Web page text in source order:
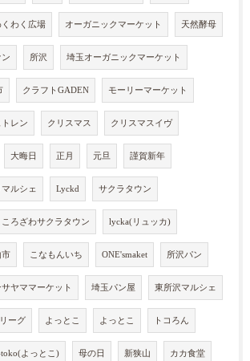
くわく広場 オーガニックマーケット 天然酵母
ン 所沢 埼玉オーガニックマーケット
クラフトGADEN モーリーマーケット
トレン クリスマス クリスマスイヴ
大晦日 正月 元旦 謹賀新年
ルシェ Lyckd サクラタウン
ころざわサクラタウン lycka(リュッカ)
市 こなもんいち ONE'smaket 所沢パン
サヤママーケット 埼玉パン屋 東所沢マルシェ
ーグ よっとこ よっとこ トコろん
よっとこ) 母の日 新狭山 カカ食堂